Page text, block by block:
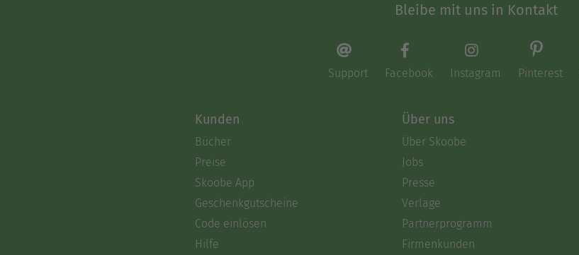
Bleibe mit uns in Kontakt
Support Facebook Instagram Pinterest
Kunden
Bücher
Preise
Skoobe App
Geschenkgutscheine
Code einlösen
Hilfe
Über uns
Über Skoobe
Jobs
Presse
Verlage
Partnerprogramm
Firmenkunden